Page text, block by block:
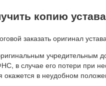
копию
учредительным
в случае его потери при
окажется в неудобном